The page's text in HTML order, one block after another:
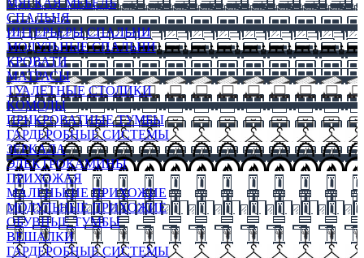
МЯГКАЯ МЕБЕЛЬ
СПАЛЬНЯ
ИНТЕРЬЕРЫ СПАЛЬНИ
МОДУЛЬНЫЕ СПАЛЬНИ
КРОВАТИ
МАТРАСЫ
ТУАЛЕТНЫЕ СТОЛИКИ
КОМОДЫ
ПРИКРОВАТНЫЕ ТУМБЫ
ГАРДЕРОБНЫЕ СИСТЕМЫ
ЗЕРКАЛА
ЭЛЕКТРОКАМИНЫ
ПРИХОЖАЯ
МАЛЕНЬКИЕ ПРИХОЖИЕ
МОДУЛЬНЫЕ ПРИХОЖИЕ
ОБУВНЫЕ ТУМБЫ
ВЕШАЛКИ
ГАРДЕРОБНЫЕ СИСТЕМЫ